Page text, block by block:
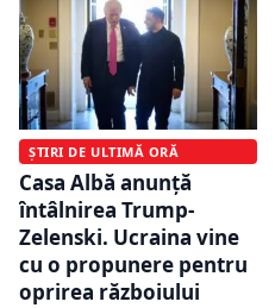
ȘTIRI DE ULTIMĂ ORĂ
Casa Albă anunță
întâlnirea Trump-
Zelenski. Ucraina vine
cu o propunere pentru
oprirea războiului